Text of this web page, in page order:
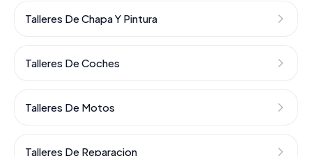
Talleres De Chapa Y Pintura
Talleres De Coches
Talleres De Motos
Talleres De Reparacion